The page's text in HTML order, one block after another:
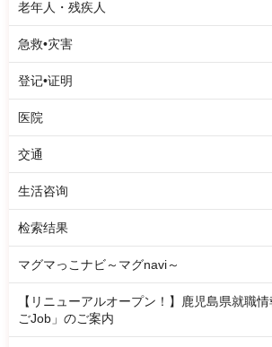
老年人・残疾人
急救•灾害
登记•证明
医院
交通
生活咨询
检索结果
マグマっこナビ～マグnavi～
【リニューアルオープン！】鹿児島県就職
ごJob」のご案内